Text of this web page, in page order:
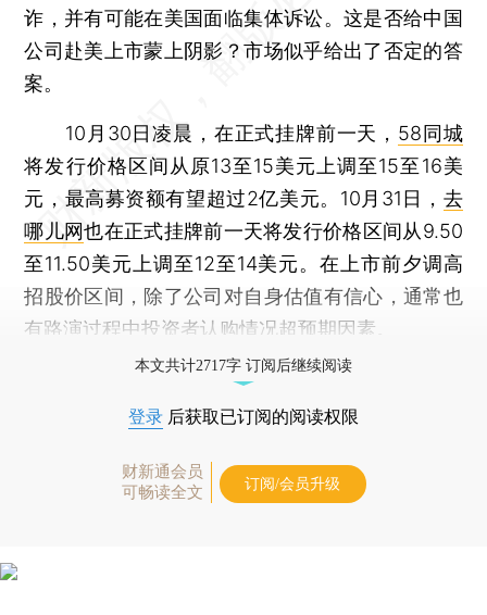
诈，并有可能在美国面临集体诉讼。这是否给中国
公司赴美上市蒙上阴影？市场似乎给出了否定的答
案。
10月30日凌晨，在正式挂牌前一天， 58同城
将发行价格区间从原13至15美元上调至15至16美
元，最高募资额有望超过2亿美元。10月31日， 去
哪儿网也在正式挂牌前一天将发行价格区间从9.50
至11.50美元上调至12至14美元。在上市前夕调高
招股价区间，除了公司对自身估值有信心，通常也
有路演过程中投资者认购情况超预期因素。
本文共计2717字 订阅后继续阅读
登录 后获取已订阅的阅读权限
财新通会员
可畅读全文
订阅/会员升级